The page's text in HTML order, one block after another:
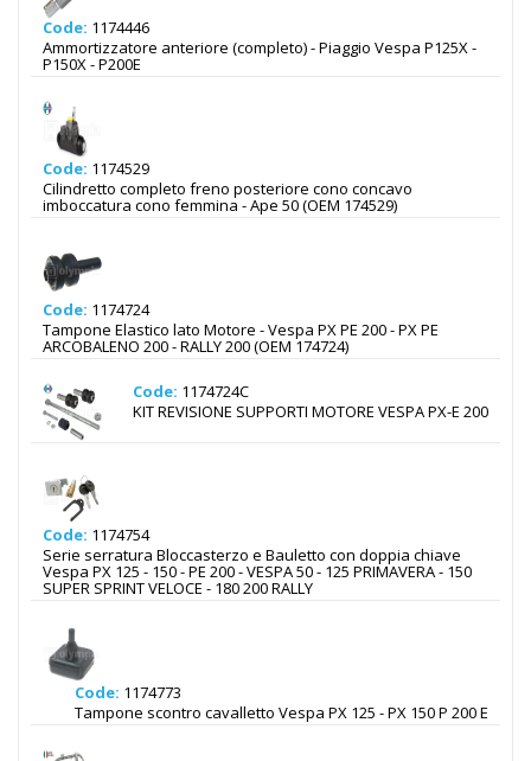
Code: 1174446
Ammortizzatore anteriore (completo) - Piaggio Vespa P125X -
P150X - P200E
Code: 1174529
Cilindretto completo freno posteriore cono concavo
imboccatura cono femmina - Ape 50 (OEM 174529)
Code: 1174724
Tampone Elastico lato Motore - Vespa PX PE 200 - PX PE
ARCOBALENO 200 - RALLY 200 (OEM 174724)
Code: 1174724C
KIT REVISIONE SUPPORTI MOTORE VESPA PX-E 200
Code: 1174754
Serie serratura Bloccasterzo e Bauletto con doppia chiave
Vespa PX 125 - 150 - PE 200 - VESPA 50 - 125 PRIMAVERA - 150
SUPER SPRINT VELOCE - 180 200 RALLY
Code: 1174773
Tampone scontro cavalletto Vespa PX 125 - PX 150 P 200 E